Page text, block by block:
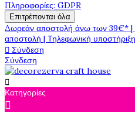
Πληροφορίες: GDPR
Επιτρέπονται όλα
Δωρεάν αποστολή άνω των 39€* |
αποστολή | Τηλεφωνική υποστήριξη
 Σύνδεση
Σύνδεση

Κατηγορίες
